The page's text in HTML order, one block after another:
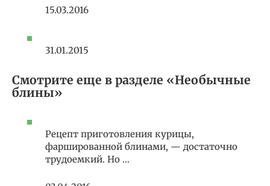
15.03.2016
31.01.2015
Смотрите еще в разделе «Необычные
блины»
Рецепт приготовления курицы,
фаршированной блинами, — достаточно
трудоемкий. Но …